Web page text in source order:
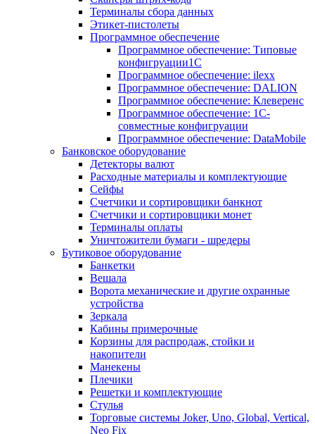
Терминалы сбора данных
Этикет-пистолеты
Программное обеспечение
Программное обеспечение: Типовые
конфигруации1С
Программное обеспечение: ilexx
Программное обеспечение: DALION
Программное обеспечение: Клеверенс
Программное обеспечение: 1С-
совместные конфигруации
Программное обеспечение: DataMobile
Банковское оборудование
Детекторы валют
Расходные материалы и комплектующие
Сейфы
Счетчики и сортировщики банкнот
Счетчики и сортировщики монет
Терминалы оплаты
Уничтожители бумаги - шредеры
Бутиковое оборудование
Банкетки
Вешала
Ворота механические и другие охранные
устройства
Зеркала
Кабины примерочные
Корзины для распродаж, стойки и
накопители
Манекены
Плечики
Решетки и комплектующие
Стулья
Торговые системы Joker, Uno, Global, Vertical,
Neo Fix